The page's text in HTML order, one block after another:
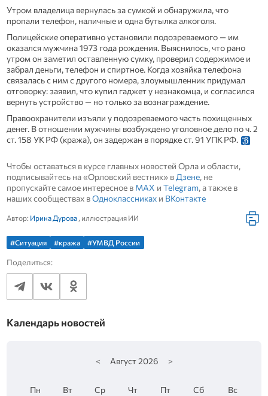
Утром владелица вернулась за сумкой и обнаружила, что
пропали телефон, наличные и одна бутылка алкоголя.
Полицейские оперативно установили подозреваемого — им
оказался мужчина 1973 года рождения. Выяснилось, что рано
утром он заметил оставленную сумку, проверил содержимое и
забрал деньги, телефон и спиртное. Когда хозяйка телефона
связалась с ним с другого номера, злоумышленник придумал
отговорку: заявил, что купил гаджет у незнакомца, и согласился
вернуть устройство — но только за вознаграждение.
Правоохранители изъяли у подозреваемого часть похищенных
денег. В отношении мужчины возбуждено уголовное дело по ч. 2
ст. 158 УК РФ (кража), он задержан в порядке ст. 91 УПК РФ.
Чтобы оставаться в курсе главных новостей Орла и области,
подписывайтесь на «Орловский вестник» в Дзене, не
пропускайте самое интересное в MAX и Telegram, а также в
наших сообществах вОдноклассникахи ВКонтакте
Автор: Ирина Дурова, иллюстрация ИИ
#Ситуация #кража #УМВД России
Поделиться:
Календарь новостей
< Август 2026 >
Пн Вт Ср Чт Пт Сб
Вс